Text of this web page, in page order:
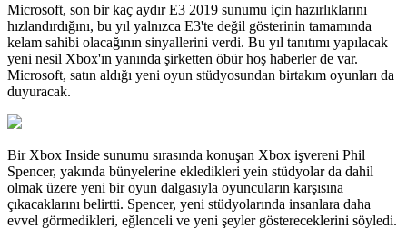
Microsoft, son bir kaç aydır E3 2019 sunumu için hazırlıklarını
hızlandırdığını, bu yıl yalnızca E3'te değil gösterinin tamamında
kelam sahibi olacağının sinyallerini verdi. Bu yıl tanıtımı yapılacak
yeni nesil Xbox'ın yanında şirketten öbür hoş haberler de var.
Microsoft, satın aldığı yeni oyun stüdyosundan birtakım oyunları da
duyuracak.
Bir Xbox Inside sunumu sırasında konuşan Xbox işvereni Phil
Spencer, yakında bünyelerine ekledikleri yein stüdyolar da dahil
olmak üzere yeni bir oyun dalgasıyla oyuncuların karşısına
çıkacaklarını belirtti. Spencer, yeni stüdyolarında insanlara daha
evvel görmedikleri, eğlenceli ve yeni şeyler göstereceklerini söyledi.